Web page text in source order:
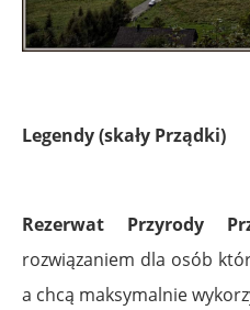
Legendy (skały Prządki)
Rezerwat Przyrody
rozwiązaniem dla osób
a chcą maksymalnie